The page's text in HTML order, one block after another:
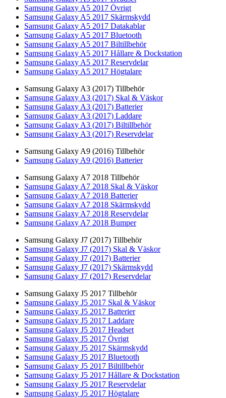
Samsung Galaxy A5 2017 Övrigt
Samsung Galaxy A5 2017 Skärmskydd
Samsung Galaxy A5 2017 Datakablar
Samsung Galaxy A5 2017 Bluetooth
Samsung Galaxy A5 2017 Biltillbehör
Samsung Galaxy A5 2017 Hållare & Dockstation
Samsung Galaxy A5 2017 Reservdelar
Samsung Galaxy A5 2017 Högtalare
Samsung Galaxy A3 (2017) Tillbehör
Samsung Galaxy A3 (2017) Skal & Väskor
Samsung Galaxy A3 (2017) Batterier
Samsung Galaxy A3 (2017) Laddare
Samsung Galaxy A3 (2017) Biltillbehör
Samsung Galaxy A3 (2017) Reservdelar
Samsung Galaxy A9 (2016) Tillbehör
Samsung Galaxy A9 (2016) Batterier
Samsung Galaxy A7 2018 Tillbehör
Samsung Galaxy A7 2018 Skal & Väskor
Samsung Galaxy A7 2018 Batterier
Samsung Galaxy A7 2018 Skärmskydd
Samsung Galaxy A7 2018 Reservdelar
Samsung Galaxy A7 2018 Bumper
Samsung Galaxy J7 (2017) Tillbehör
Samsung Galaxy J7 (2017) Skal & Väskor
Samsung Galaxy J7 (2017) Batterier
Samsung Galaxy J7 (2017) Skärmskydd
Samsung Galaxy J7 (2017) Reservdelar
Samsung Galaxy J5 2017 Tillbehör
Samsung Galaxy J5 2017 Skal & Väskor
Samsung Galaxy J5 2017 Batterier
Samsung Galaxy J5 2017 Laddare
Samsung Galaxy J5 2017 Headset
Samsung Galaxy J5 2017 Övrigt
Samsung Galaxy J5 2017 Skärmskydd
Samsung Galaxy J5 2017 Bluetooth
Samsung Galaxy J5 2017 Biltillbehör
Samsung Galaxy J5 2017 Hållare & Dockstation
Samsung Galaxy J5 2017 Reservdelar
Samsung Galaxy J5 2017 Högtalare